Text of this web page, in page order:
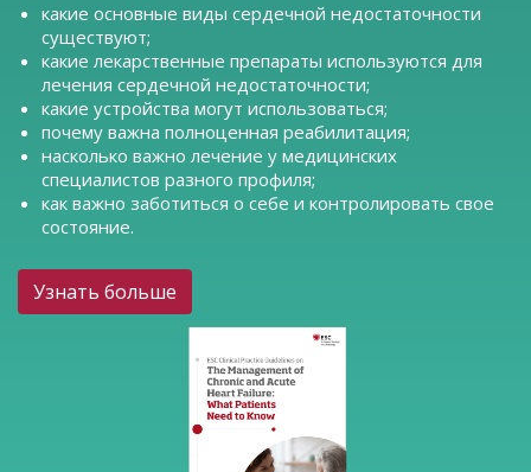
какие основные виды сердечной недостаточности
существуют;
какие лекарственные препараты используются для
лечения сердечной недостаточности;
какие устройства могут использоваться;
почему важна полноценная реабилитация;
насколько важно лечение у медицинских
специалистов разного профиля;
как важно заботиться о себе и контролировать свое
состояние.
Узнать больше